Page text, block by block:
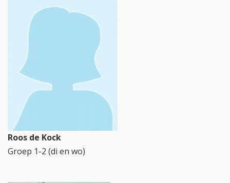
Roos de Kock
Groep 1-2 (di en wo)